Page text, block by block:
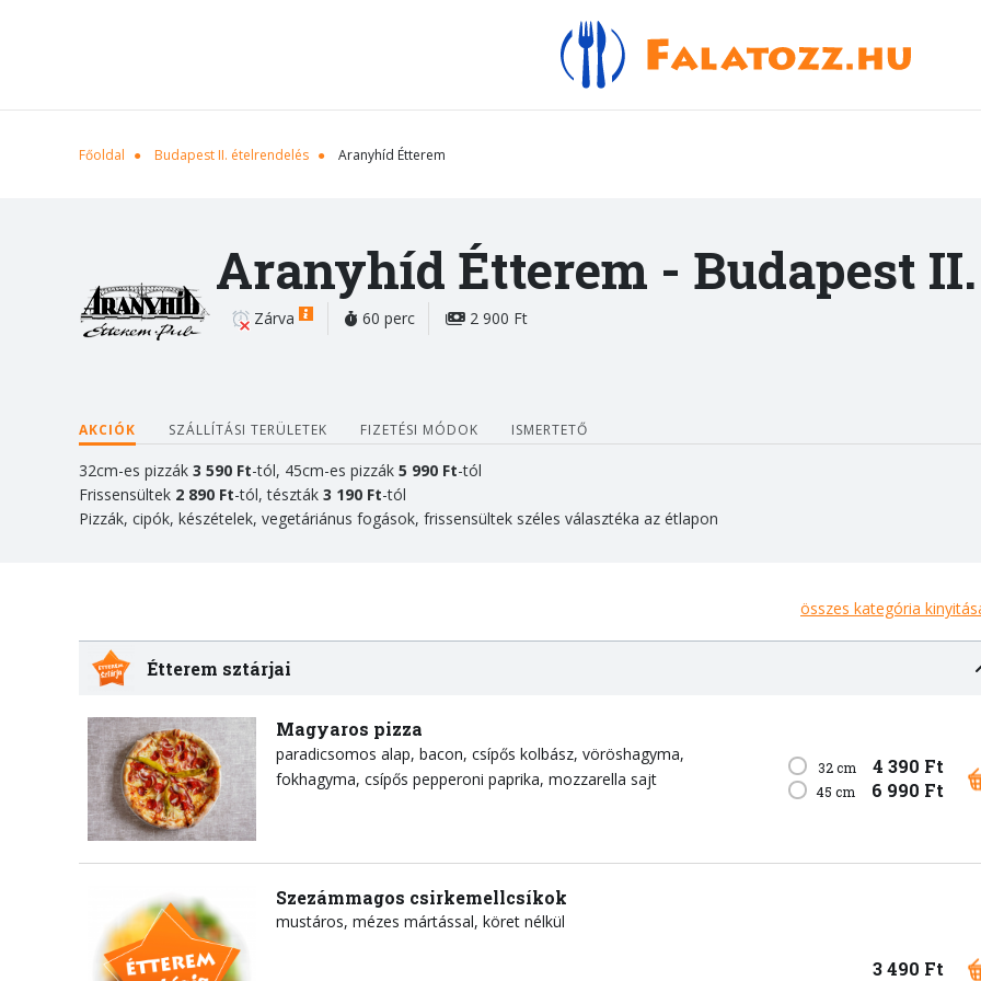
Főoldal Budapest II. ételrendelés Aranyhíd Étterem
Aranyhíd Étterem - Budapest II.
Zárva 60 perc 2 900 Ft
AKCIÓK SZÁLLÍTÁSI TERÜLETEK FIZETÉSI MÓDOK ISMERTETŐ
32cm-es pizzák 3 590 Ft-tól, 45cm-es pizzák 5 990 Ft-tól
Frissensültek 2 890 Ft-tól, tészták 3 190 Ft-tól
Pizzák, cipók, készételek, vegetáriánus fogások, frissensültek széles választéka az étlapon
összes kategória
Étterem sztárjai
Magyaros pizza
paradicsomos alap bacon csípős kolbász vöröshagyma
fokhagyma csípős pepperoni paprika mozzarella sajt
32 cm 4 390 Ft
45 cm 6 990 Ft
Szezámmagos csirkemellcsíkok
mustáros, mézes mártással, köret nélkül
3 490 Ft